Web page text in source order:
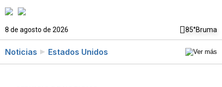
8 de agosto de 2026 85°Bruma
Noticias Estados Unidos